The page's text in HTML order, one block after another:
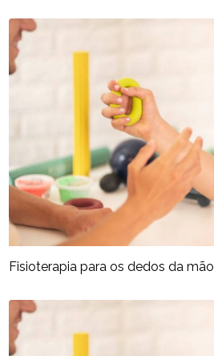
Fisioterapia para os dedos da mão​